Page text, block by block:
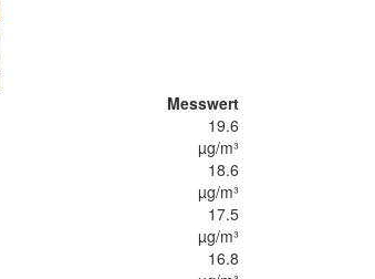
Messwert
19.6
µg/m³
18.6
µg/m³
17.5
µg/m³
16.8